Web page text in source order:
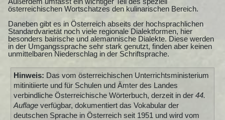
österreichischen Wortschatzes den kulinarischen Bereich.
Daneben gibt es in Österreich abseits der hochsprachlichen
Standardvarietät noch viele regionale Dialektformen, hier
besonders bairische und alemannische Dialekte. Diese werden
in der Umgangssprache sehr stark genutzt, finden aber keinen
unmittelbaren Niederschlag in der Schriftsprache.
Hinweis: Das vom österreichischen Unterrichtsministerium
mitinitiierte und für Schulen und Ämter des Landes
verbindliche Österreichische Wörterbuch, derzeit in der 44.
Auflageverfügbar, dokumentiert das Vokabular der
deutschen Sprache in Österreich seit 1951 und wird vom